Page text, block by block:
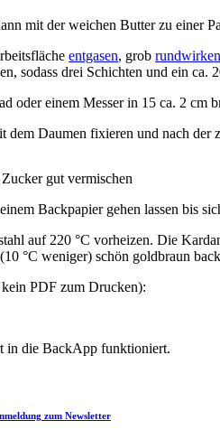
mit der weichen Butter zu einer
entgasen, grob rundwirken
sodass drei Schichten und ein ca.
oder einem Messer in 15 ca. 2 cm
Daumen fixieren und nach der
gut vermischen
Backpapier gehen lassen bis
auf 220 °C vorheizen. Die
°C weniger) schön goldbraun
PDF zum Drucken):
in die BackApp funktioniert.
zum Newsletter